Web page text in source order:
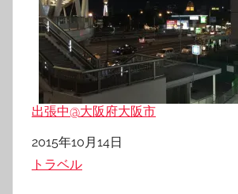
出張中@大阪府大阪市
日付
2015年10月14日
関連理由
トラベル